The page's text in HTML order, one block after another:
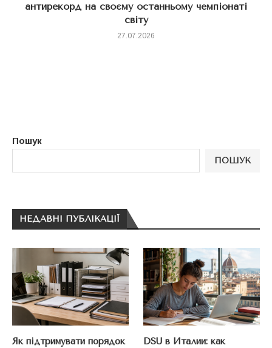
антирекорд на своєму останньому чемпіонаті
світу
27.07.2026
Пошук
ПОШУК
НЕДАВНІ ПУБЛІКАЦІЇ
Як підтримувати порядок
DSU в Италии: как